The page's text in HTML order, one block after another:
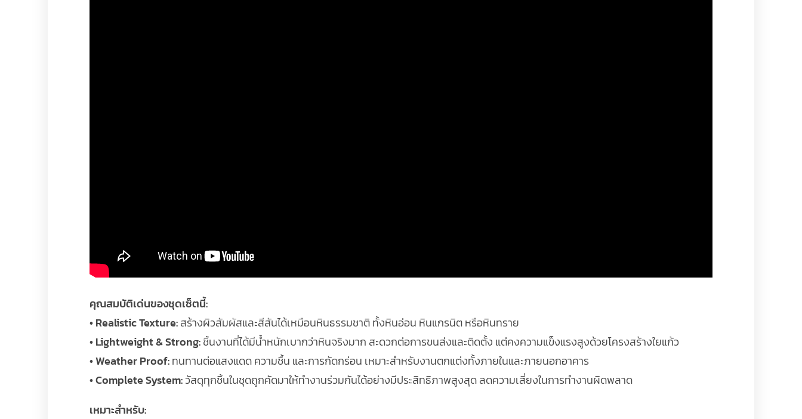
คุณสมบัติเด่นของชุดเซ็ตนี้:
• Realistic Texture:สร้างผิวสัมผัสและสีสันได้เหมือนหินธรรมชาติ ทั้งหินอ่อน หินแกรนิต หรือหินทราย
• Lightweight & Strong:ชิ้นงานที่ได้มีน้ำหนักเบากว่าหินจริงมาก สะดวกต่อการขนส่งและติดตั้ง แต่คงความแข็งแรงสูงด้วยโครงสร้างใยแก้ว
• Weather Proof:ทนทานต่อแสงแดด ความชื้น และการกัดกร่อน เหมาะสำหรับงานตกแต่งทั้งภายในและภายนอกอาคาร
• Complete System:วัสดุทุกชิ้นในชุดถูกคัดมาให้ทำงานร่วมกันได้อย่างมีประสิทธิภาพสูงสุด ลดความเสี่ยงในการทำงานผิดพลาด
เหมาะสำหรับ: